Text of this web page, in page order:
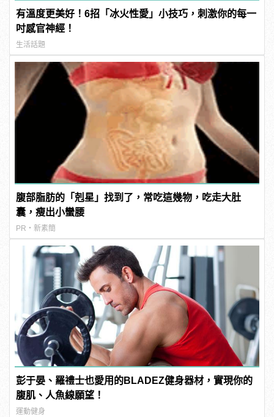
有溫度更美好！6招「冰火性愛」小技巧，刺激你的每一
吋感官神經！
生活話題
腹部脂肪的「剋星」找到了，常吃這幾物，吃走大肚
囊，瘦出小蠻腰
PR・新素簡
彭于晏、羅禮士也愛用的BLADEZ健身器材，實現你的
腹肌、人魚線願望！
運動健身